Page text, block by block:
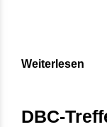
Weiterlesen
DBC-